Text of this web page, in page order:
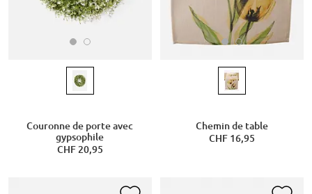
Couronne de porte avec
gypsophile
CHF 20,95
Chemin de table
CHF 16,95